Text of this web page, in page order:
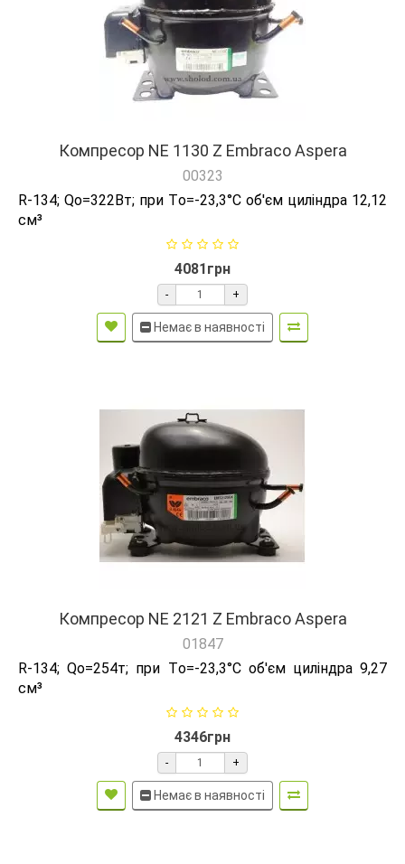
Компресор NE 1130 Z Embraco Aspera
00323
R-134; Qо=322Вт; при Tо=-23,3°C об'єм циліндра 12,12
см³
4081грн
- +
Немає в наявності
Компресор NE 2121 Z Embraco Aspera
01847
R-134; Qо=254т; при Tо=-23,3°C об'єм циліндра 9,27
см³
4346грн
- +
Немає в наявності